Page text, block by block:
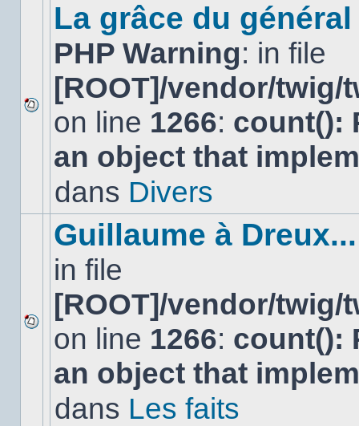
Aucun
nouveau
message
non-
dans
La grâce du
PHP Warning: in file
[ROOT]/vendor/
on line 1266: count():
an object that
dans Divers
Aucun
nouveau
message
non-
dans
Guillaume à Dreux...
in file
[ROOT]/vendor/
on line 1266: count():
an object that
dans Les faits